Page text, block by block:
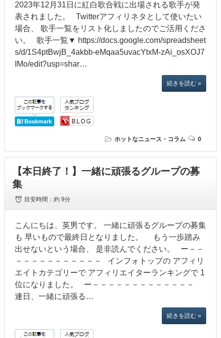
2023年12月31日に紅白歌合戦に出場される歌手が発
表されました。 Twitterアフィリネタとして使いたい
場合、 歌手一覧をリスト化しましたのでご活用くださ
い。 歌手一覧▼ https://docs.google.com/spreadsheet
s/d/1S4ptBwjB_4akbb-eMqaa5uvacYtxM-zAi_osXOJ7
IMo/edit?usp=shar…
続きを読む »
ホットなニュース・コラム 0
【本日終了！】一緒に頑張るグループの募
集
目安時間：約 9分
こんにちは、英男です。 一緒に頑張るグループの募集
も 早いもので最終日となりました。 もう一歩踏み
出せないという場合、 是非読んでください。 ー－－
－－－－－－－－－－－ インフォトップの アフィリ
エイトカテゴリーで アフィリエイターランキングで 1
位になりました。 ー－－－－－－－－－－－－－
連日、一緒に頑張る…
続きを読む »